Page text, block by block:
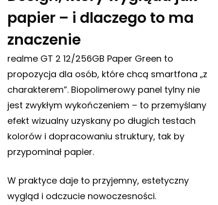
papier – i dlaczego to ma
znaczenie
realme GT 2 12/256GB Paper Green to
propozycja dla osób, które chcą smartfona „z
charakterem”. Biopolimerowy panel tylny nie
jest zwykłym wykończeniem – to przemyślany
efekt wizualny uzyskany po długich testach
kolorów i dopracowaniu struktury, tak by
przypominał papier.
W praktyce daje to przyjemny, estetyczny
wygląd i odczucie nowoczesności.